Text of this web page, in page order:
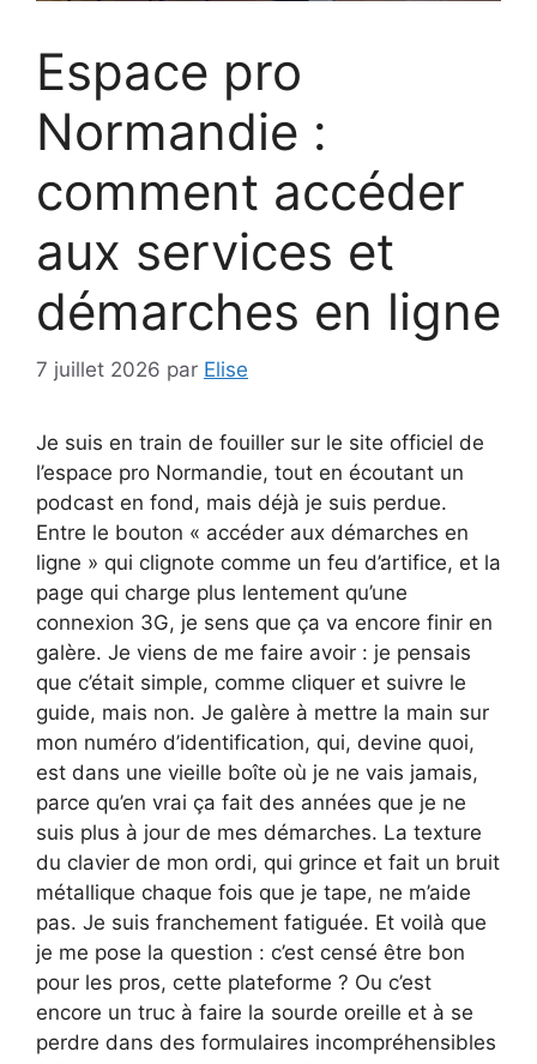
Espace pro
Normandie :
comment accéder
aux services et
démarches en ligne
7 juillet 2026 par Elise
Je suis en train de fouiller sur le site officiel de
l’espace pro Normandie, tout en écoutant un
podcast en fond, mais déjà je suis perdue.
Entre le bouton « accéder aux démarches en
ligne » qui clignote comme un feu d’artifice, et la
page qui charge plus lentement qu’une
connexion 3G, je sens que ça va encore finir en
galère. Je viens de me faire avoir : je pensais
que c’était simple, comme cliquer et suivre le
guide, mais non. Je galère à mettre la main sur
mon numéro d’identification, qui, devine quoi,
est dans une vieille boîte où je ne vais jamais,
parce qu’en vrai ça fait des années que je ne
suis plus à jour de mes démarches. La texture
du clavier de mon ordi, qui grince et fait un bruit
métallique chaque fois que je tape, ne m’aide
pas. Je suis franchement fatiguée. Et voilà que
je me pose la question : c’est censé être bon
pour les pros, cette plateforme ? Ou c’est
encore un truc à faire la sourde oreille et à se
perdre dans des formulaires incompréhensibles